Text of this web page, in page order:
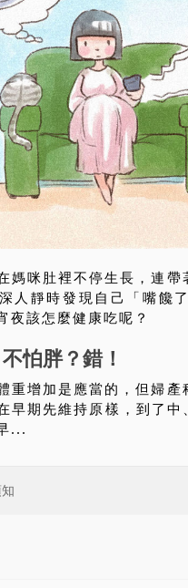
媽咪肚裡不停生長，連帶
人靜時發現自己「嘴饞
夜該怎麼健康吃呢？
怕胖？錯！
重增加是應當的，但婦
早期先維持原樣，到了
...